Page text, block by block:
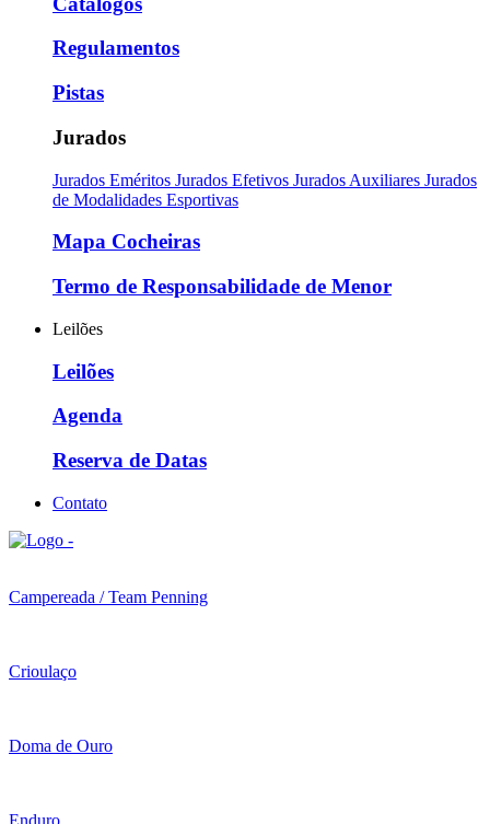
Regulamentos
Pistas
Jurados
Jurados Eméritos Jurados Efetivos Jurados Auxiliares Jurados
de Modalidades Esportivas
Mapa Cocheiras
Termo de Responsabilidade de Menor
Leilões
Leilões
Agenda
Reserva de Datas
Contato
Campereada / Team Penning
Crioulaço
Doma de Ouro
Enduro